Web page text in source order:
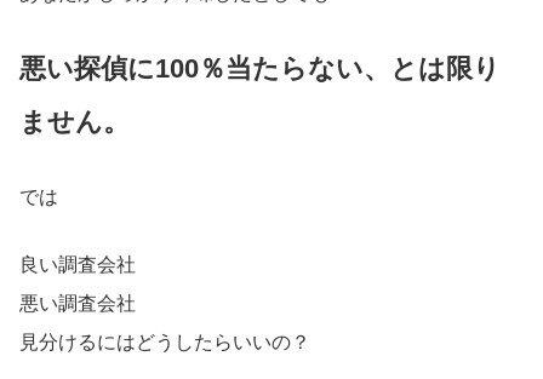
悪い探偵に100％当たらない、
とは限り
ません。
では
良い調査会社
悪い調査会社
見分けるにはどうしたらいいの？